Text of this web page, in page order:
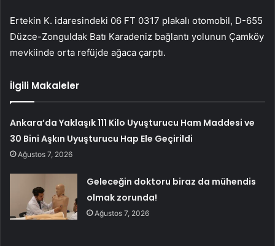
Ertekin K. idaresindeki 06 FT 0317 plakalı otomobil, D-655
Düzce-Zonguldak Batı Karadeniz bağlantı yolunun Çamköy
mevkiinde orta refüjde ağaca çarptı.
İlgili Makaleler
Ankara’da Yaklaşık 111 Kilo Uyuşturucu Ham Maddesi ve
30 Bini Aşkın Uyuşturucu Hap Ele Geçirildi
Ağustos 7, 2026
Geleceğin doktoru biraz da mühendis
olmak zorunda!
Ağustos 7, 2026